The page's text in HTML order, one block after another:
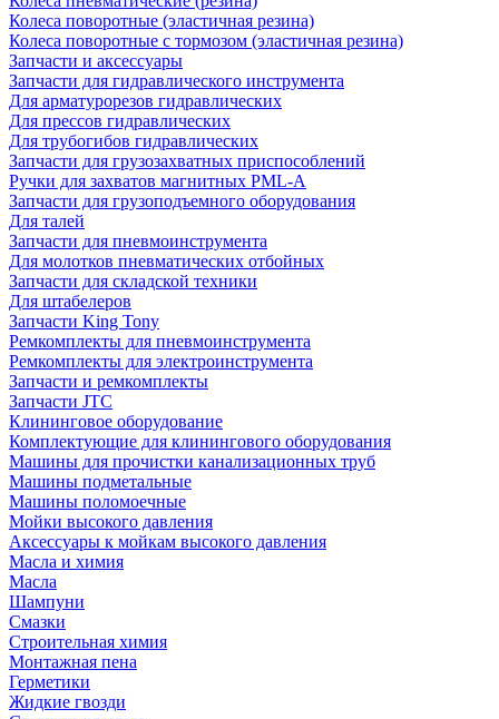
Колеса поворотные (эластичная резина)
Колеса поворотные c тормозом (эластичная резина)
Запчасти и аксессуары
Запчасти для гидравлического инструмента
Для арматурорезов гидравлических
Для прессов гидравлических
Для трубогибов гидравлических
Запчасти для грузозахватных приспособлений
Ручки для захватов магнитных PML-A
Запчасти для грузоподъемного оборудования
Для талей
Запчасти для пневмоинструмента
Для молотков пневматических отбойных
Запчасти для складской техники
Для штабелеров
Запчасти King Tony
Ремкомплекты для пневмоинструмента
Ремкомплекты для электроинструмента
Запчасти и ремкомплекты
Запчасти JTC
Клининговое оборудование
Комплектующие для клинингового оборудования
Машины для прочистки канализационных труб
Машины подметальные
Машины поломоечные
Мойки высокого давления
Аксессуары к мойкам высокого давления
Масла и химия
Масла
Шампуни
Смазки
Строительная химия
Монтажная пена
Герметики
Жидкие гвозди